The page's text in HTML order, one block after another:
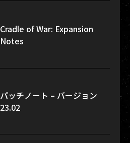
Cradle of War: Expansion
Notes
パッチノート – バージョン
23.02